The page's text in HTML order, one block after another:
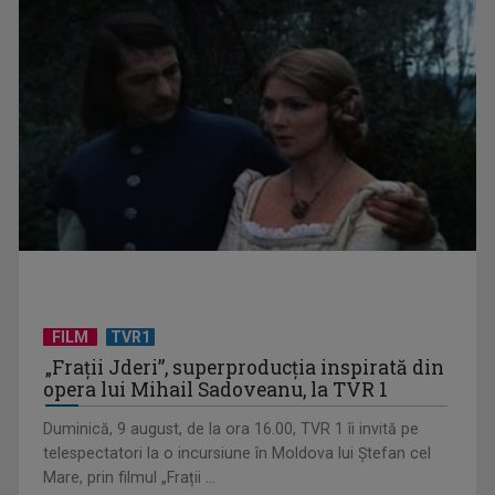
„Cerul” trupei Proconsul – a şasea cea mai votată piesă în
concursul „Cerbul ...
„Spune-mi”, piesa Monicăi Anghel – a patra cea mai votată
în concursul ...
FILM TVR1
„Frații Jderi”, superproducția inspirată din
opera lui Mihail Sadoveanu, la TVR 1
Duminică, 9 august, de la ora 16.00, TVR 1 îi invită pe
telespectatori la o incursiune în Moldova lui Ștefan cel
Mare, prin filmul „Frații ...